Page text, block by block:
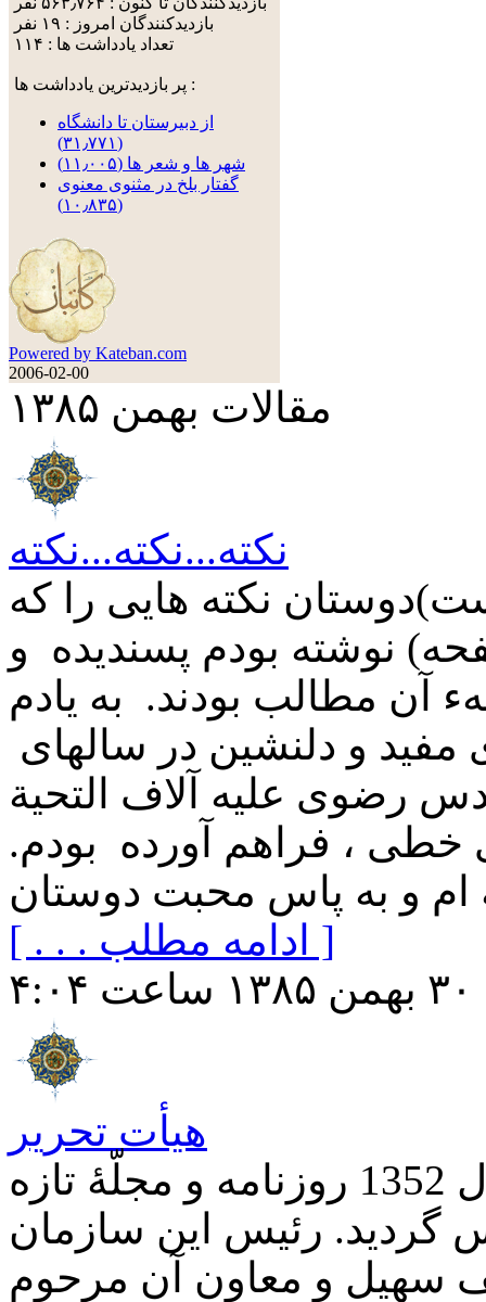
بازدیدکنندگان امروز : ۱۹ نفر
تعداد یادداشت ها : ۱۱۴
پر بازدیدترین یادداشت ها :
از دبیرستان تا دانشگاه
(۳۱٫۷۷۱)
شهر ها و شعر ها (۱۱٫۰۰۵)
گفتار بلخ در مثنوی معنوی
(۱۰٫۸۳۵)
Powered by Kateban.com
2006-02-00
مقالات بهمن ۱۳۸۵
نکته...نکته...نکته
نکته هایی را که
نوشته بودم پسندیده و
آن مطالب بودند. به یادم
مفید و دلنشین در سالهای
رضوی علیه آلاف التحیة
خطی ، فراهم آورده بودم.
[ . . . ادامه مطلب ]
هیأت تحریر
یادی از چند دوست دانشوردر سال 1352 روزنامه و مجلّۀ تازه
گردید. رئیس این سازمان
سهیل و معاون آن مرحوم